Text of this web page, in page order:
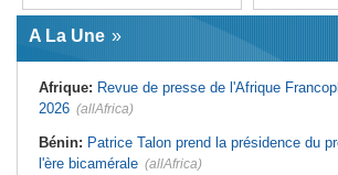
Afrique:Le continent, plaque
tournante des faux ordres de
virement
Mali:Achat d'un avion présidentiel -
condamnation de l'ex-ministre de
l'Économie
France la restitution du crâne de
Bokar Biro et de trois de ses
proches
blessés dans
calcinée à
A La Une
Afrique: Revue de presse de l'Afrique
2026 (allAfrica)
Bénin: Patrice Talon prend la présidence du
l'ère bicamérale (allAfrica)